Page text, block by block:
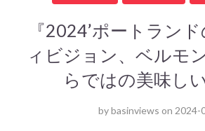
『2024’ポートラン
ィビジョン、ベルモ
らではの美味し
bybasinviews on 2024-